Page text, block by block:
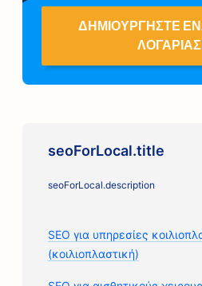
ΔΗΜΙΟΥΡΓΉΣΤΕ
seoForLocal.title
seoForLocal.description
SEO για υπηρεσίες
(κοιλιοπλαστική)